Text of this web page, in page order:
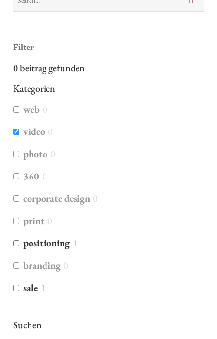
Filter
0beitrag gefunden
Kategorien
web 0
video 0
photo 0
360 0
corporate design 0
print 0
positioning 1
branding 0
sale 1
Suchen